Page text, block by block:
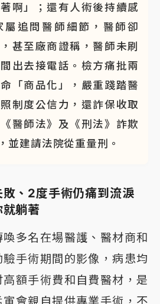
啊」；還有人術後持續感
屬追問醫師細節，醫師卻
甚至廠商證稱，醫師未刷
出去接電話。檢方痛批兩
「商品化」，嚴重踐踏醫
制度公信力，還詐保收取
醫師法》及《刑法》詐欺
並建請法院從重量刑。
敗、2度手術仍痛到流淚
躺著
多名在場醫護、醫材商和
手術期間的影像，病患均
額手術費和自費醫材，是
會親自提供專業手術，不